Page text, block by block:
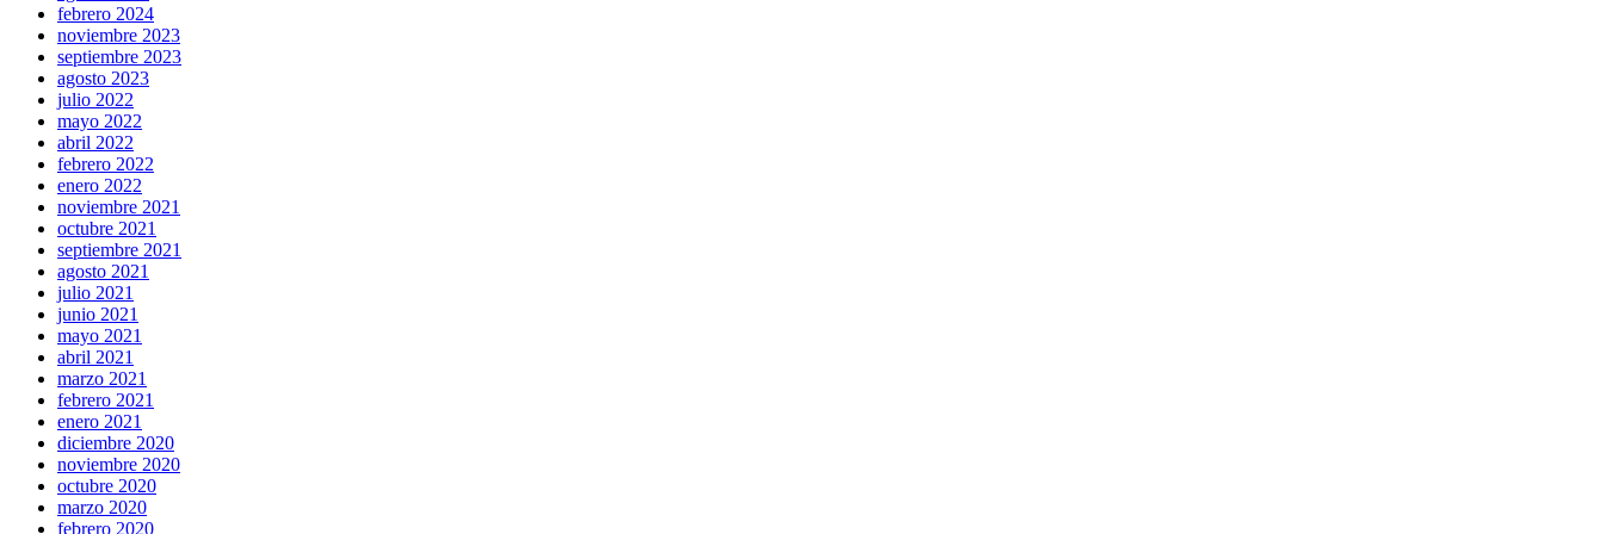
febrero 2024
noviembre 2023
septiembre 2023
agosto 2023
julio 2022
mayo 2022
abril 2022
febrero 2022
enero 2022
noviembre 2021
octubre 2021
septiembre 2021
agosto 2021
julio 2021
junio 2021
mayo 2021
abril 2021
marzo 2021
febrero 2021
enero 2021
diciembre 2020
noviembre 2020
octubre 2020
marzo 2020
febrero 2020